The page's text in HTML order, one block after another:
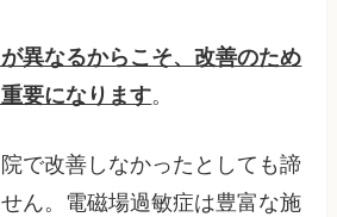
異なるからこそ、改善のため
要になります。
で改善しなかったとしても諦
ん。電磁場過敏症は豊富な施